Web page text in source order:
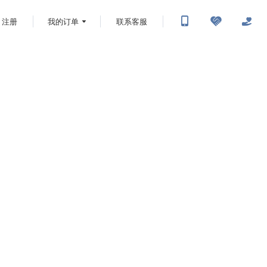
注册 我的订单 联系客服